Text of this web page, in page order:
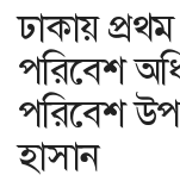
ঢাকায় প্রথম
পরিবেশ
পরিবেশ
হাসান